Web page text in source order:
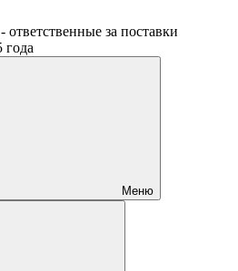
за поставки
года
Меню